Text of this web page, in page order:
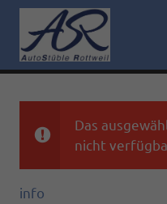
Das
nicht
info